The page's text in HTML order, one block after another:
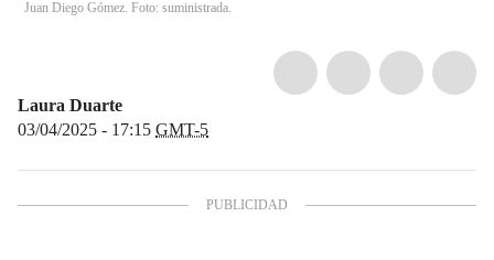
Juan Diego Gómez. Foto: suministrada.
Laura Duarte
03/04/2025 - 17:15 GMT-5